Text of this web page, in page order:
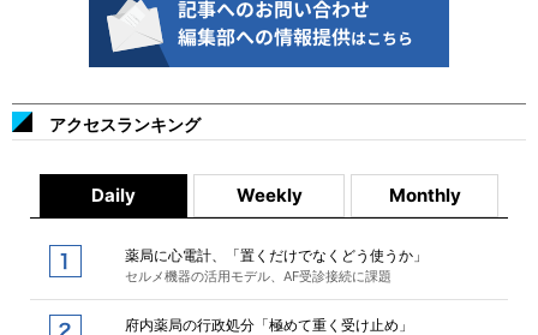
アクセスランキング
Daily Weekly Monthly
薬局に心電計、「置くだけでなくどう使うか」
セルメ機器の活用モデル、AF受診接続に課題
府内薬局の行政処分「極めて重く受け止め」